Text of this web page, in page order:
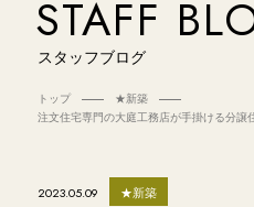
STAFF
スタッフブログ
トップ
★新築
注文住宅専門の大庭工務店が手掛ける分譲
2023.05.09 ★新築